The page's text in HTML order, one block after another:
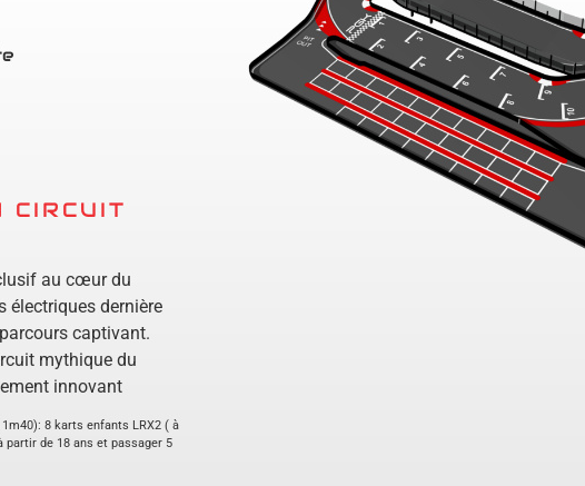
CIRCUIT
au cœur du
électriques dernière
captivant.
mythique du
innovant
8 karts enfants LRX2 ( à
de 18 ans et passager 5